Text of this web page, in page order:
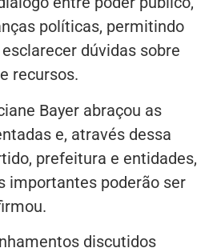
políticas, permitindo
dúvidas sobre
recursos.
Bayer abraçou as
e, através dessa
prefeitura e entidades,
importantes poderão ser
discutidos